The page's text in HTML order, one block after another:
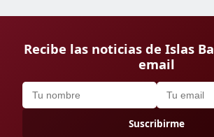
Recibe las noticias de Islas
email
Suscribirme